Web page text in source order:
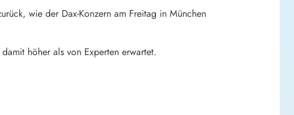
wie der Dax-Konzern am Freitag in München
höher als von Experten erwartet.